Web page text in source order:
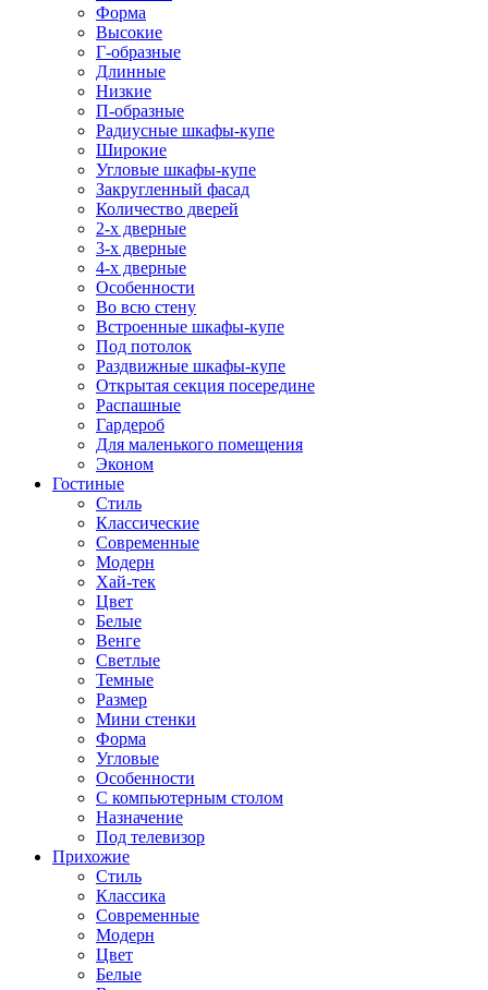
Форма
Высокие
Г-образные
Длинные
Низкие
П-образные
Радиусные шкафы-купе
Широкие
Угловые шкафы-купе
Закругленный фасад
Количество дверей
2-х дверные
3-х дверные
4-х дверные
Особенности
Во всю стену
Встроенные шкафы-купе
Под потолок
Раздвижные шкафы-купе
Открытая секция посередине
Распашные
Гардероб
Для маленького помещения
Эконом
Гостиные
Стиль
Классические
Современные
Модерн
Хай-тек
Цвет
Белые
Венге
Светлые
Темные
Размер
Мини стенки
Форма
Угловые
Особенности
С компьютерным столом
Назначение
Под телевизор
Прихожие
Стиль
Классика
Современные
Модерн
Цвет
Белые